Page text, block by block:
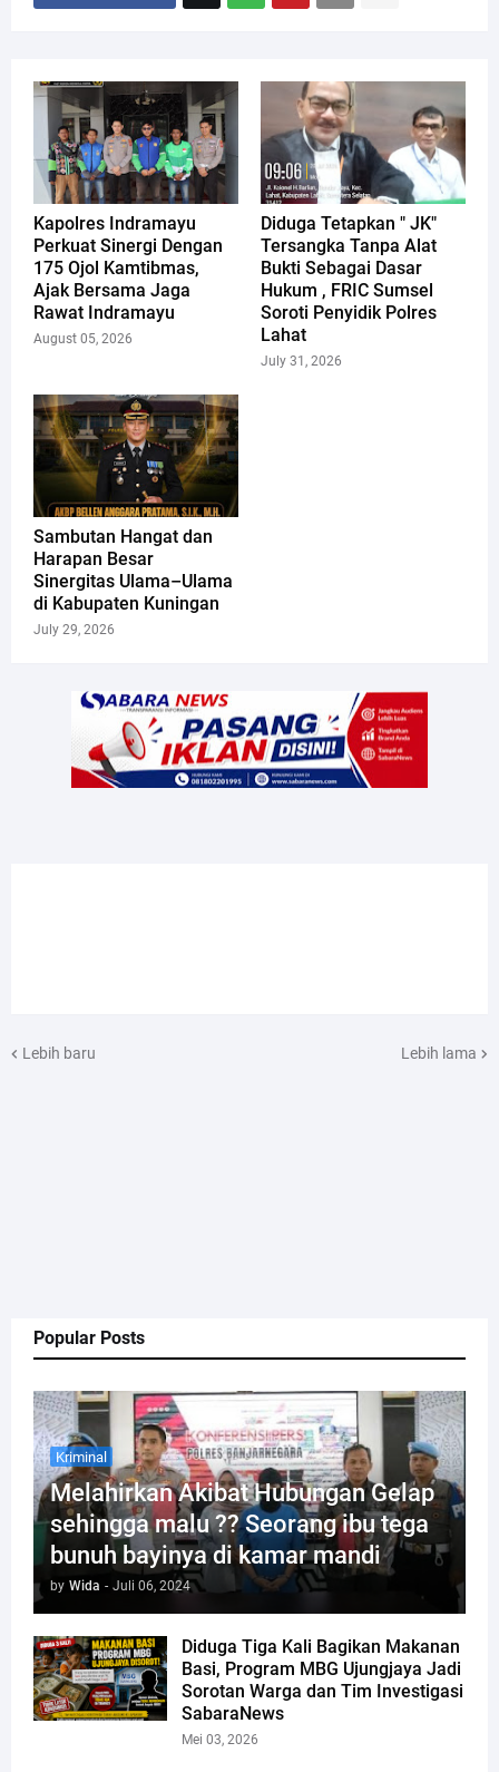
Popular Posts
Kriminal
Melahirkan Akibat Hubungan Gelap
sehingga malu ?? Seorang ibu tega
bunuh bayinya di kamar mandi
by Wida - Juli 06, 2024
Diduga Tiga Kali Bagikan Makanan
Basi, Program MBG Ujungjaya Jadi
Sorotan Warga dan Tim Investigasi
SabaraNews
Mei 03, 2026
Kapolres Indramayu
Perkuat Sinergi Dengan
175 Ojol Kamtibmas,
Ajak Bersama Jaga
Rawat Indramayu
August 05, 2026
Diduga Tetapkan " JK"
Tersangka Tanpa Alat
Bukti Sebagai Dasar
Hukum , FRIC Sumsel
Soroti Penyidik Polres
Lahat
July 31, 2026
Sambutan Hangat dan
Harapan Besar
Sinergitas Ulama–Ulama
di Kabupaten Kuningan
July 29, 2026
Lebih baru Lebih lama